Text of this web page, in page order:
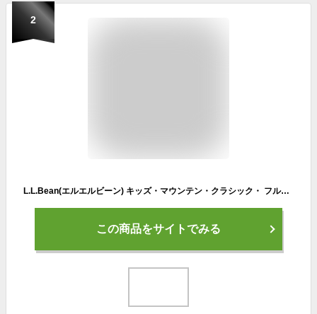
2
L.L.Bean(エルエルビーン) キッズ・マウンテン・クラシック・ フルジップ・ジャケット マルチカラー ビッグキッズ Lサイズ Light Mauve/Ocean Teal パープル １００００７３８３２
この商品をサイトでみる